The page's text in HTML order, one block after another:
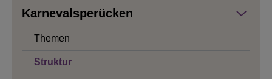
Karnevalsperücken
Themen
Struktur